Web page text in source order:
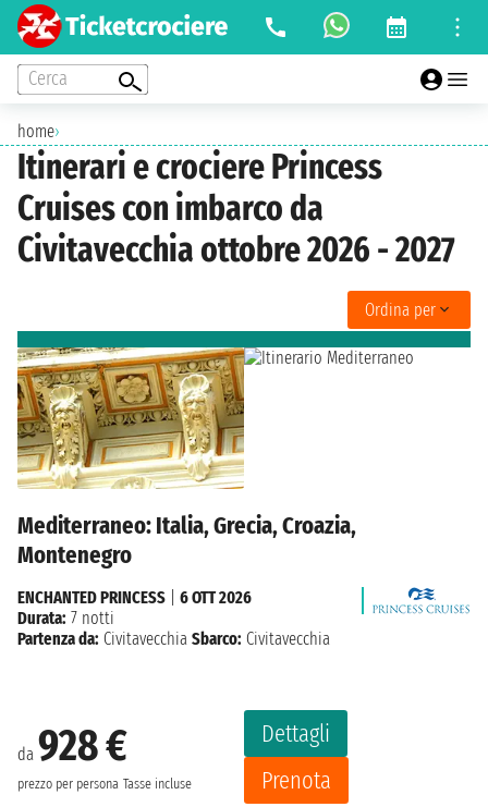
Cerca
home›
Itinerari e crociere Princess
Cruises con imbarco da
Civitavecchia ottobre 2026 - 2027
Ordina per
Mediterraneo: Italia, Grecia, Croazia,
Montenegro
da 928 €
prezzo per persona Tasse incluse
Dettagli
Prenota
ENCHANTED PRINCESS
6 OTT 2026
Durata: 7 notti
Partenza da: Civitavecchia Sbarco: Civitavecchia